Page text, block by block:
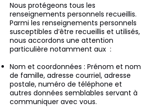
Nous protégeons tous les
renseignements personnels recueillis.
Parmi les renseignements personnels
susceptibles d’être recueillis et utilisés,
nous accordons une attention
particulière notamment aux :
Nom et coordonnées : Prénom et nom
de famille, adresse courriel, adresse
postale, numéro de téléphone et
autres données semblables servant à
communiquer avec vous.